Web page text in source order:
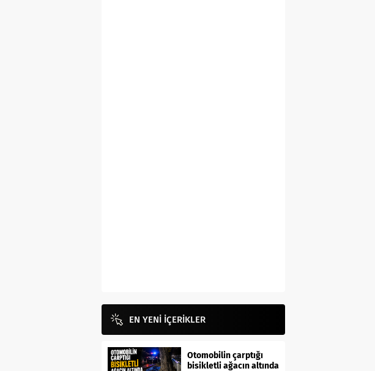
EN YENİ İÇERİKLER
Otomobilin çarptığı
bisikletli ağacın altında